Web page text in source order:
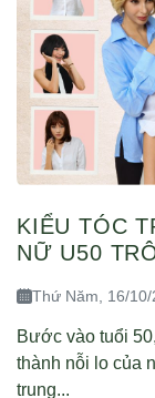
KIỂU TÓC
NỮ U50
Thứ Năm, 16/10/
Bước vào tuổi
thành nỗi lo của
trung...